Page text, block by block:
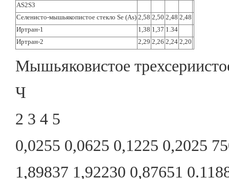
AS2S3
Селенисто-мышьякопистое стекло Se (As) 2,58 2,50 2,48 2,48
Иртран-1
1,38 1,37 1.34
Иртран-2
2,29 2,26 2,24 2,20
Мышьяковистое
Ч
2 3 4 5
0,0255 0,0625 0,1225 0,2025
1,89837 1,92230 0,87651